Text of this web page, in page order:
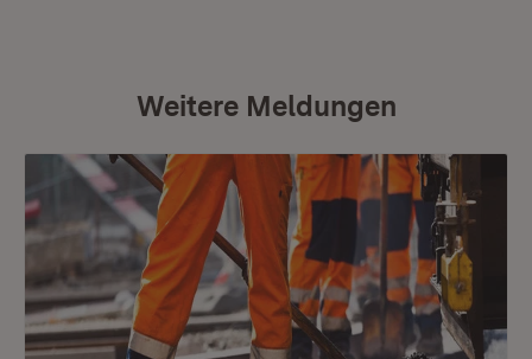
Weitere Meldungen